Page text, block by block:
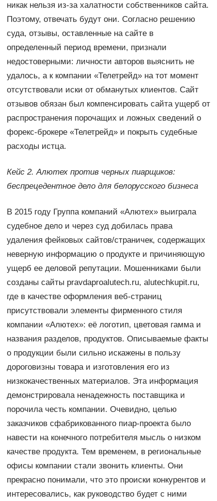
никак нельзя из-за халатности собственников сайта.
Поэтому, отвечать будут они. Согласно решению
суда, отзывы, оставленные на сайте в
определенный период времени, признали
недостоверными: личности авторов выяснить не
удалось, а к компании «Телетрейд» на тот момент
отсутствовали иски от обманутых клиентов. Сайт
отзывов обязан был компенсировать сайта ущерб от
распространения порочащих и ложных сведений о
форекс-брокере «Телетрейд» и покрыть судебные
расходы истца.
Кейс 2. Алютех против черных пиарщиков:
беспрецедентное дело для белорусского бизнеса
В 2015 году Группа компаний «Алютех» выиграла
судебное дело и через суд добилась права
удаления фейковых сайтов/страничек, содержащих
неверную информацию о продукте и причиняющую
ущерб ее деловой репутации. Мошенниками были
созданы сайты pravdaproalutech.ru, alutechkupit.ru,
где в качестве оформления веб-страниц
присутствовали элементы фирменного стиля
компании «Алютех»: её логотип, цветовая гамма и
названия разделов, продуктов. Описываемые факты
о продукции были сильно искажены в пользу
дороговизны товара и изготовления его из
низкокачественных материалов. Эта информация
демонстрировала ненадежность поставщика и
порочила честь компании. Очевидно, целью
заказчиков сфабрикованного пиар-проекта было
навести на конечного потребителя мысль о низком
качестве продукта. Тем временем, в региональные
офисы компании стали звонить клиенты. Они
прекрасно понимали, что это происки конкурентов и
интересовались, как руководство будет с ними